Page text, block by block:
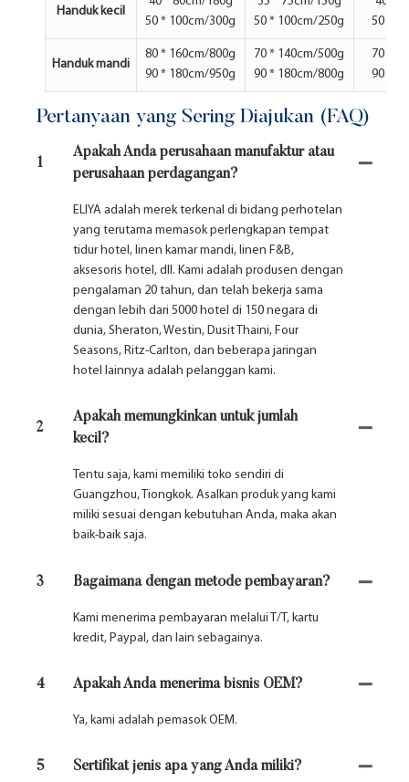
Handuk kecil
50* 100cm/300g
50* 100cm/250g
50
Handuk mandi
80* 160cm/800g
90* 180cm/950g
70* 140cm/500g
90* 180cm/800g
70
90
Pertanyaan yang Sering Diajukan (FAQ)
1
Apakah Anda perusahaan manufaktur atau
perusahaan perdagangan?
ELIYA adalah merek terkenal di bidang perhotelan
yang terutama memasok perlengkapan tempat
tidur hotel, linen kamar mandi, linen F&B,
aksesoris hotel, dll. Kami adalah produsen dengan
pengalaman 20 tahun, dan telah bekerja sama
dengan lebih dari 5000 hotel di 150 negara di
dunia, Sheraton, Westin, Dusit Thaini, Four
Seasons, Ritz-Carlton, dan beberapa jaringan
hotel lainnya adalah pelanggan kami.
2
Apakah memungkinkan untuk jumlah
kecil?
Tentu saja, kami memiliki toko sendiri di
Guangzhou, Tiongkok. Asalkan produk yang kami
miliki sesuai dengan kebutuhan Anda, maka akan
baik-baik saja.
3 Bagaimana dengan metode pembayaran?
Kami menerima pembayaran melalui T/T, kartu
kredit, Paypal, dan lain sebagainya.
4 Apakah Anda menerima bisnis OEM?
Ya, kami adalah pemasok OEM.
5 Sertifikat jenis apa yang Anda miliki?